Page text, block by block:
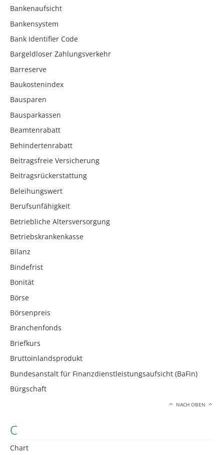
Bankenaufsicht
Bankensystem
Bank Identifier Code
Bargeldloser Zahlungsverkehr
Barreserve
Baukostenindex
Bausparen
Bausparkassen
Beamtenrabatt
Behindertenrabatt
Beitragsfreie Versicherung
Beitragsrückerstattung
Beleihungswert
Berufsunfähigkeit
Betriebliche Altersversorgung
Betriebskrankenkasse
Bilanz
Bindefrist
Bonität
Börse
Börsenpreis
Branchenfonds
Briefkurs
Bruttoinlandsprodukt
Bundesanstalt für Finanzdienstleistungsaufsicht (BaFin)
Bürgschaft
NACH OBEN
C
Chart